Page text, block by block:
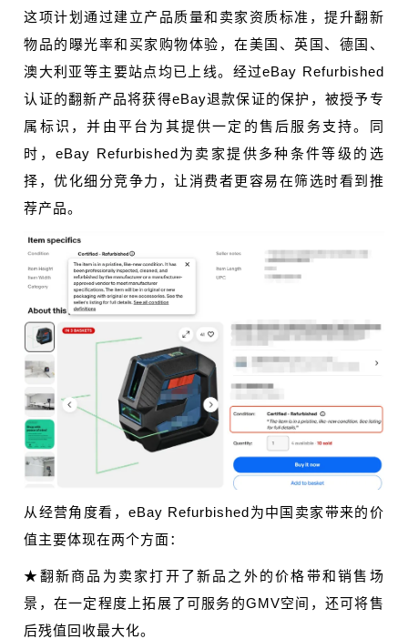
这项计划通过建立产品质量和卖家资质标准，提升翻新
物品的曝光率和买家购物体验，在美国、英国、德国、
澳大利亚等主要站点均已上线。经过eBay Refurbished
认证的翻新产品将获得eBay退款保证的保护，被授予专
属标识，并由平台为其提供一定的售后服务支持。同
时，eBay Refurbished为卖家提供多种条件等级的选
择，优化细分竞争力，让消费者更容易在筛选时看到推
荐产品。
从经营角度看，eBay Refurbished为中国卖家带来的价
值主要体现在两个方面：
★翻新商品为卖家打开了新品之外的价格带和销售场
景，在一定程度上拓展了可服务的GMV空间，还可将售
后残值回收最大化。